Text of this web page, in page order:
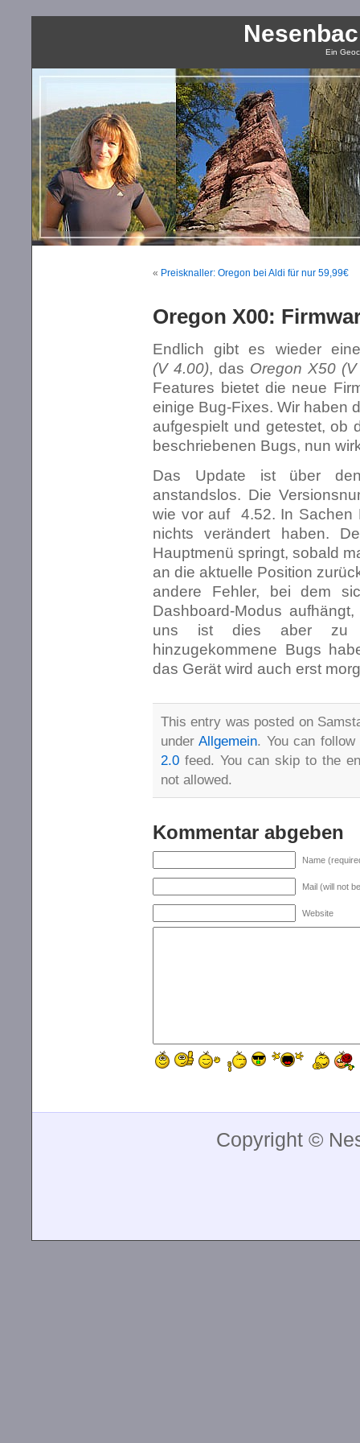
Ein
« Preisknaller: Oregon bei Aldi für nur 59,99€
Oregon X00:
Endlich gibt es wieder
(V 4.00), das Oregon X50
Features bietet die neue
einige Bug-Fixes. Wir haben
aufgespielt und getestet, ob
beschriebenen Bugs, nun
Das Update ist über
anstandslos. Die
wie vor auf 4.52. In Sachen
nichts verändert haben.
Hauptmenü springt, sobald
an die aktuelle Position
andere Fehler, bei dem
Dashboard-Modus
uns ist dies aber zu
hinzugekommene Bugs
das Gerät wird auch erst
This entry was posted on
underAllgemein. You can
2.0 feed. You can skip to the
not allowed.
Kommentar abgeben
Name
Mail (will not
Website
Copyright ©